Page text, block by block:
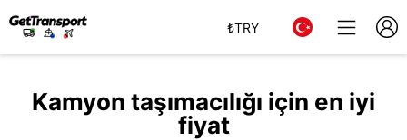
₺TRY
Kamyon taşımacılığı için en iyi
fiyat